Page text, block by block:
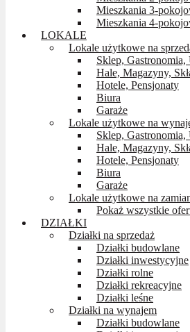
Mieszkania 3-
Mieszkania 4-
LOKALE
Lokale użytkowe na
Sklep, Gastronomia,
Hale, Magazyny,
Hotele, Pensjonaty
Biura
Garaże
Lokale użytkowe na
Sklep, Gastronomia,
Hale, Magazyny,
Hotele, Pensjonaty
Biura
Garaże
Lokale użytkowe na
Pokaż wszystkie
DZIAŁKI
Działki na sprzedaż
Działki budowlane
Działki inwestycyjne
Działki rolne
Działki rekreacyjne
Działki leśne
Działki na wynajem
Działki budowlane